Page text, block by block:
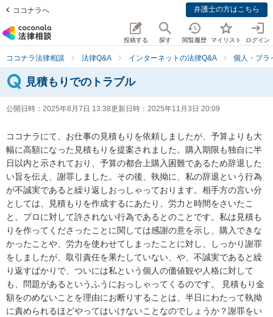
ココナラへ 弁護士の方はこちら
投稿する 探す 閲覧履歴 マイリスト ログイン
ココナラ法律相談 法律Q&A インターネットの法律Q&A 個人・プラ
見積もりでのトラブル
公開日時： 2025年8月7日 13:38更新日時： 2025年11月3日 20:09
ココナラにて、お仕事の見積もりを依頼しましたが、予算よりも大
幅に高額になった見積もりを提案されました。購入期限も独自に半
日以内と示されており、予算の都合上購入困難であるため辞退した
い旨を伝え、謝罪しました。その後、執拗に、私の辞退という行為
が不誠実であると繰り返しおっしゃっております。相手方の言い分
としては、見積もりを作成するにあたり、労力と時間をさいたこ
と、プロに対して許されない行為であるとのことです。私は見積も
りを作ってくださったことに関しては感謝の意を示し、購入できな
かったことや、労力を使わせてしまったことに対し、しっかり謝罪
をしましたが、取引責任を果たしていない、や、不誠実であると繰
り返すばかりで、ついには私という個人の価値観や人格に対して
も、問題があるというふうにおっしゃってくるのです。 見積もり金
額をのめないことを理由にお断りすることは、半日にわたって執拗
に責められるほどやってはいけないことなのでしょうか？謝罪をい